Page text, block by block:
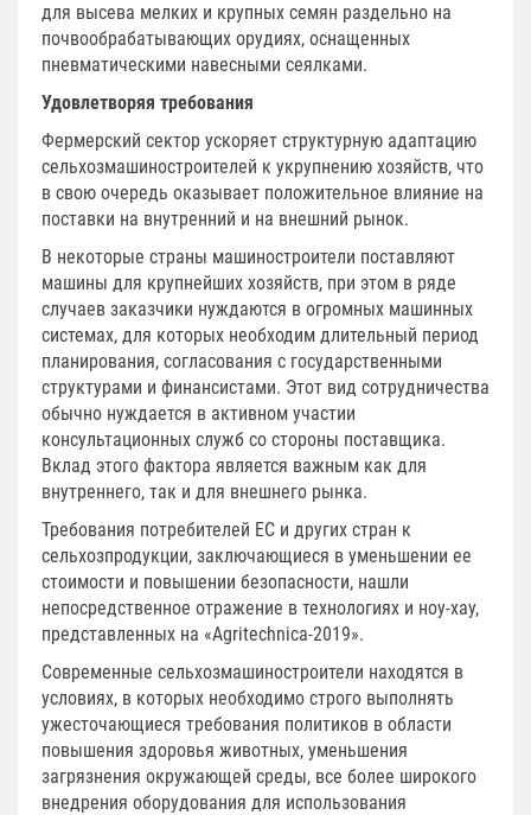
для высева мелких и крупных семян раздельно на
почвообрабатывающих орудиях, оснащенных
пневматическими навесными сеялками.
Удовлетворяя требования
Фермерский сектор ускоряет структурную адаптацию
сельхозмашиностроителей к укрупнению хозяйств, что
в свою очередь оказывает положительное влияние на
поставки на внутренний и на внешний рынок.
В некоторые страны машиностроители поставляют
машины для крупнейших хозяйств, при этом в ряде
случаев заказчики нуждаются в огромных машинных
системах, для которых необходим длительный период
планирования, согласования с государственными
структурами и финансистами. Этот вид сотрудничества
обычно нуждается в активном участии
консультационных служб со стороны поставщика.
Вклад этого фактора является важным как для
внутреннего, так и для внешнего рынка.
Требования потребителей ЕС и других стран к
сельхозпродукции, заключающиеся в уменьшении ее
стоимости и повышении безопасности, нашли
непосредственное отражение в технологиях и ноу-хау,
представленных на «Agritechnica-2019».
Современные сельхозмашиностроители находятся в
условиях, в которых необходимо строго выполнять
ужесточающиеся требования политиков в области
повышения здоровья животных, уменьшения
загрязнения окружающей среды, все более широкого
внедрения оборудования для использования